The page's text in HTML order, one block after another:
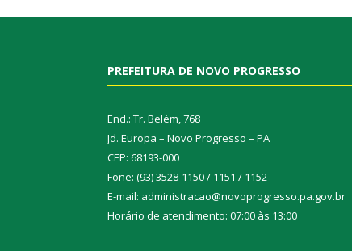
PREFEITURA DE NOVO PROGRESSO
End.: Tr. Belém, 768
Jd. Europa – Novo Progresso – PA
CEP: 68193-000
Fone: (93) 3528-1150 / 1151 / 1152
E-mail: administracao@novoprogresso.pa.gov.br
Horário de atendimento: 07:00 às 13:00